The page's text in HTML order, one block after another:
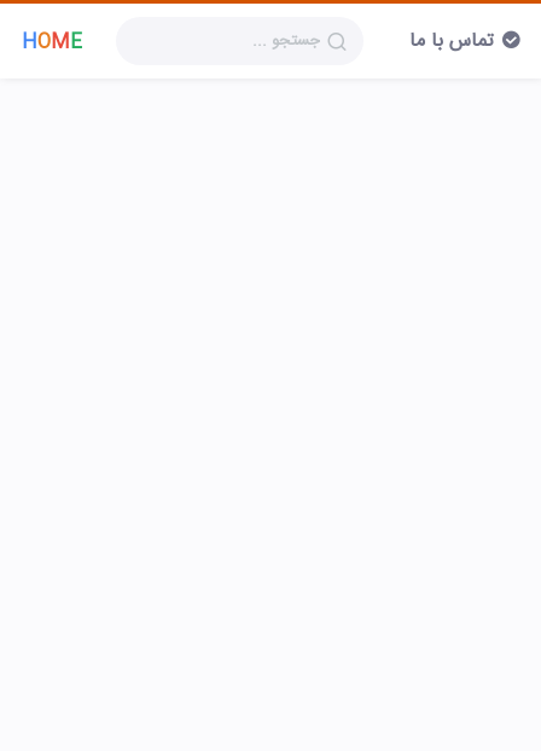
HOME تماس با ما